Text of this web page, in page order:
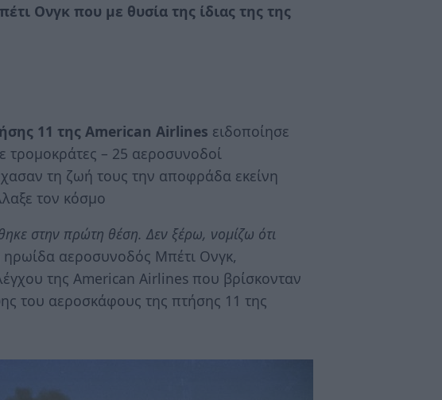
Ονγκ που με θυσία της ίδιας της της
11 της American Airlines ειδοποίησε
τρομοκράτες – 25 αεροσυνοδοί
τη ζωή τους την αποφράδα εκείνη
τον κόσμο
στην πρώτη θέση. Δεν ξέρω, νομίζω ότι
αεροσυνοδός Μπέτι Ονγκ,
της American Airlines που βρίσκονταν
του αεροσκάφους της πτήσης 11 της